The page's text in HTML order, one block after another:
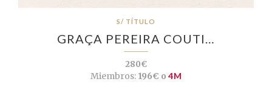
S/ TÍTULO
GRAÇA PEREIRA COUTI…
280€
Miembros:196€ o 4M